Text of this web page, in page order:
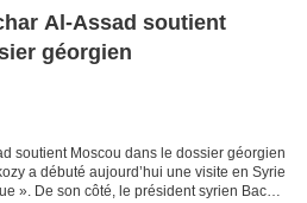
Al-Assad soutient
géorgien
soutient Moscou dans le dossier géorgien
a débuté aujourd’hui une visite en Syrie
». De son côté, le président syrien Bachar